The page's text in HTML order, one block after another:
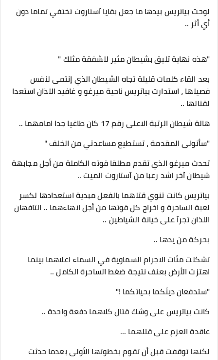
لوحت بياتريس بيدها ما جعل بقايا آستاروث تختفي تماما دون
أي أثر ..
"هذه نهاية تليق بشيطان مثير للشفقة مثلك "
بعد القاء كلمات قليلة تجاه الشيطان الذي إنتمى لنفس
فصيلها ، استدارت بياتريس ناحية ميرغو و غافيد اللذان استعدا
لقتالها ..
هالة شيطان الرتبة الاعلى رقم 17 كان طاغيا جدا امامهما ..
"سأتولى المقدمة ، تستطيع مساعدتي من الخلف "
تحدث ميرغو الذي تقدم مطلقا قوته الكاملة من أجل مجابهة
شيطان آخر اشد رعبا من آستاروث الميت ..
بياتريس كانت تنوي قتلهما بالفعل مبدية استعدادها لكسر
لعبة الساحرة و اخراج كل قوتها من أجل انهاءهما .. التافهان
اللذان تجرآ على خيانة الشياطين ..
بحركة من يدها ..
تشكلت مئات الاجرام السماوية في السماء اعلاهما بينما
اهتزت الأرض بعنف نتيجة ضغط الساحرة الكامل ..
"ستدفعان دينَكما بحياتكما !"
كانت بياتريس على وشك قتال كلاهما دفعة واحدة ..
عاقدة العزم على قتلهما ...
لكنها توقفت قبل أن تقوم بخطوتها الأولى بعدما حدثت